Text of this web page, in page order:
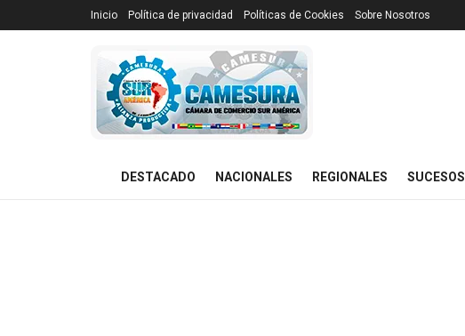
Inicio Política de privacidad Políticas de Cookies Sobre Nosotros
DESTACADO NACIONALES REGIONALES SUCESOS